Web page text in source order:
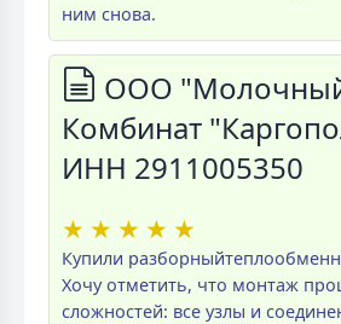
ним снова.
ООО
Комбинат
ИНН 2911005350
★ ★ ★ ★ ★
Купили
Хочу отметить, что монтаж
сложностей: все узлы и